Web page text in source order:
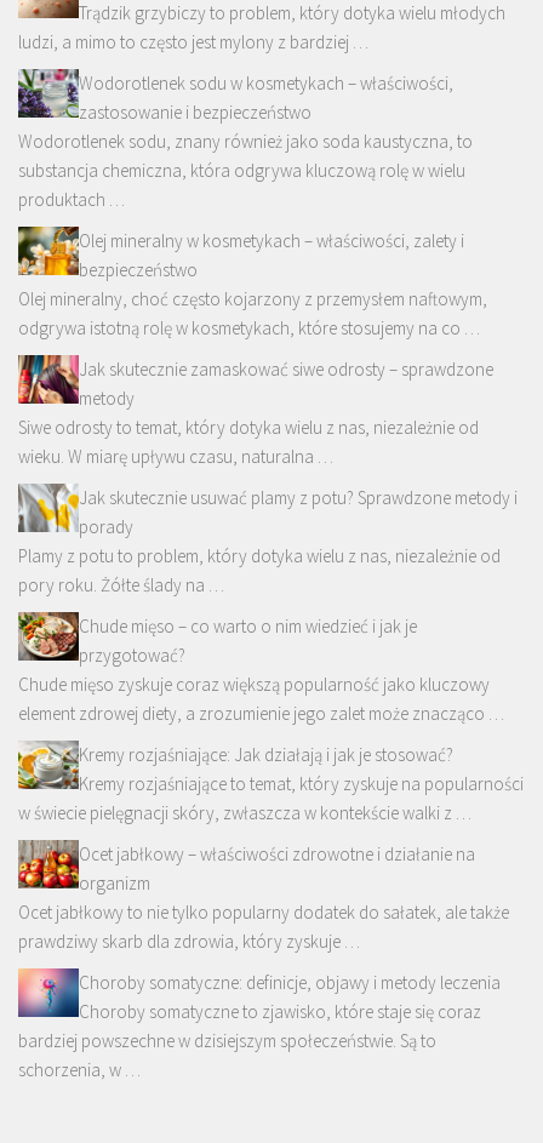
Trądzik grzybiczy to problem, który dotyka wielu młodych
ludzi, a mimo to często jest mylony z bardziej …
Wodorotlenek sodu w kosmetykach – właściwości,
zastosowanie i bezpieczeństwo
Wodorotlenek sodu, znany również jako soda kaustyczna, to
substancja chemiczna, która odgrywa kluczową rolę w wielu
produktach …
Olej mineralny w kosmetykach – właściwości, zalety i
bezpieczeństwo
Olej mineralny, choć często kojarzony z przemysłem naftowym,
odgrywa istotną rolę w kosmetykach, które stosujemy na co …
Jak skutecznie zamaskować siwe odrosty – sprawdzone
metody
Siwe odrosty to temat, który dotyka wielu z nas, niezależnie od
wieku. W miarę upływu czasu, naturalna …
Jak skutecznie usuwać plamy z potu? Sprawdzone metody i
porady
Plamy z potu to problem, który dotyka wielu z nas, niezależnie od
pory roku. Żółte ślady na …
Chude mięso – co warto o nim wiedzieć i jak je
przygotować?
Chude mięso zyskuje coraz większą popularność jako kluczowy
element zdrowej diety, a zrozumienie jego zalet może znacząco …
Kremy rozjaśniające: Jak działają i jak je stosować?
Kremy rozjaśniające to temat, który zyskuje na popularności
w świecie pielęgnacji skóry, zwłaszcza w kontekście walki z …
Ocet jabłkowy – właściwości zdrowotne i działanie na
organizm
Ocet jabłkowy to nie tylko popularny dodatek do sałatek, ale także
prawdziwy skarb dla zdrowia, który zyskuje …
Choroby somatyczne: definicje, objawy i metody leczenia
Choroby somatyczne to zjawisko, które staje się coraz
bardziej powszechne w dzisiejszym społeczeństwie. Są to
schorzenia, w …